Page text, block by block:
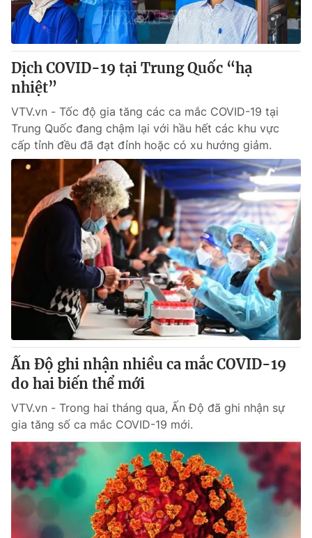
Giấy phép hoạt động báo in và báo điện tử số 483/GP-BTTTT
cấp ngày 29/12/2023
Tổng Biên tập:Vũ Thanh Thủy
Phó Tổng Biên tập:Nguyễn Thị Mỹ Hạnh, Phạm Quốc Thắng,
Nguyễn Trọng Ninh
Ðiện thoại Thời báo VTV:
024.66 897 897
Email:toasoan@vtv.vn
Liên hệ quảng cáo:024-7300.7108
® Cấm sao chép dưới mọi hình thức nếu không có sự chấp
thuận bằng văn bản. Ghi rõ nguồn VTV.vn khi phát hành lại
thông tin từ website này.
Dịch COVID-19 tại Trung Quốc “hạ
nhiệt”
VTV.vn - Tốc độ gia tăng các ca mắc COVID-19 tại
Trung Quốc đang chậm lại với hầu hết các khu vực
cấp tỉnh đều đã đạt đỉnh hoặc có xu hướng giảm.
Ấn Độ ghi nhận nhiều ca mắc COVID-19
do hai biến thể mới
VTV.vn - Trong hai tháng qua, Ấn Độ đã ghi nhận sự
gia tăng số ca mắc COVID-19 mới.